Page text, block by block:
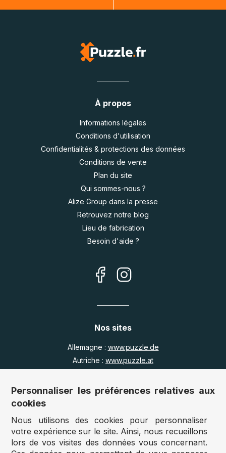
À propos
Informations légales
Conditions d'utilisation
Confidentialités & protections des données
Conditions de vente
Plan du site
Qui sommes-nous ?
Alize Group dans la presse
Retrouvez notre blog
Lieu de fabrication
Besoin d'aide ?
Nos sites
Allemagne : www.puzzle.de
Autriche : www.puzzle.at
Royaume Uni :
www.jigsawpuzzle.co.uk
Accès revendeurs / détaillants
Vous avez un magasin ?
Personnaliser les préférences relatives aux
cookies
Nous utilisons des cookies pour personnaliser
votre expérience sur le site. Ainsi, nous recueillons
lors de vos visites des données vous concernant.